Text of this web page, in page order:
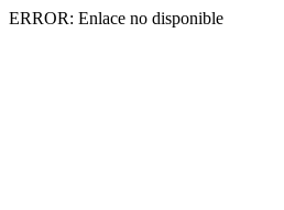
ERROR: Enlace no disponible